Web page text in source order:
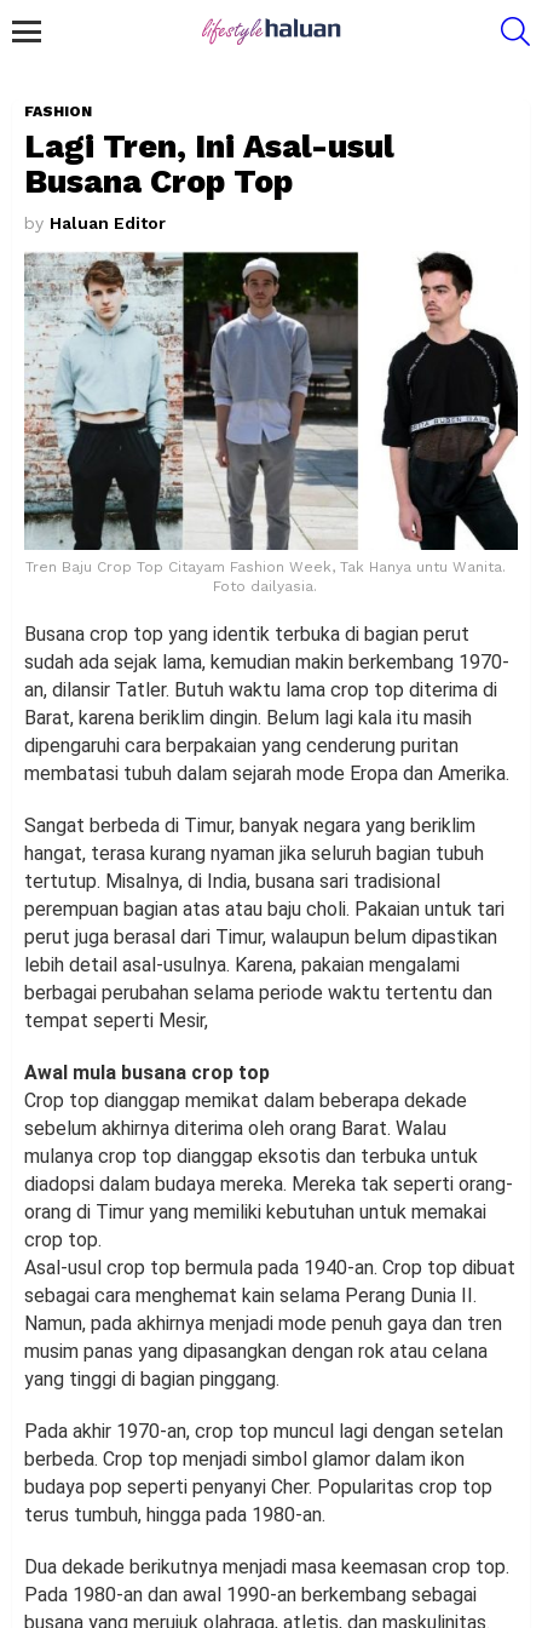
FASHION
Lagi Tren, Ini Asal-usul
Busana Crop Top
by Haluan Editor
Tren Baju Crop Top Citayam Fashion Week, Tak Hanya untu Wanita.
Foto dailyasia.
Busana crop top yang identik terbuka di bagian perut
sudah ada sejak lama, kemudian makin berkembang 1970-
an, dilansir Tatler. Butuh waktu lama crop top diterima di
Barat, karena beriklim dingin. Belum lagi kala itu masih
dipengaruhi cara berpakaian yang cenderung puritan
membatasi tubuh dalam sejarah mode Eropa dan Amerika.
Sangat berbeda di Timur, banyak negara yang beriklim
hangat, terasa kurang nyaman jika seluruh bagian tubuh
tertutup. Misalnya, di India, busana sari tradisional
perempuan bagian atas atau baju choli. Pakaian untuk tari
perut juga berasal dari Timur, walaupun belum dipastikan
lebih detail asal-usulnya. Karena, pakaian mengalami
berbagai perubahan selama periode waktu tertentu dan
tempat seperti Mesir,
Awal mula busana crop top
Crop top dianggap memikat dalam beberapa dekade
sebelum akhirnya diterima oleh orang Barat. Walau
mulanya crop top dianggap eksotis dan terbuka untuk
diadopsi dalam budaya mereka. Mereka tak seperti orang-
orang di Timur yang memiliki kebutuhan untuk memakai
crop top.
Asal-usul crop top bermula pada 1940-an. Crop top dibuat
sebagai cara menghemat kain selama Perang Dunia II.
Namun, pada akhirnya menjadi mode penuh gaya dan tren
musim panas yang dipasangkan dengan rok atau celana
yang tinggi di bagian pinggang.
Pada akhir 1970-an, crop top muncul lagi dengan setelan
berbeda. Crop top menjadi simbol glamor dalam ikon
budaya pop seperti penyanyi Cher. Popularitas crop top
terus tumbuh, hingga pada 1980-an.
Dua dekade berikutnya menjadi masa keemasan crop top.
Pada 1980-an dan awal 1990-an berkembang sebagai
busana yang merujuk olahraga, atletis, dan maskulinitas.